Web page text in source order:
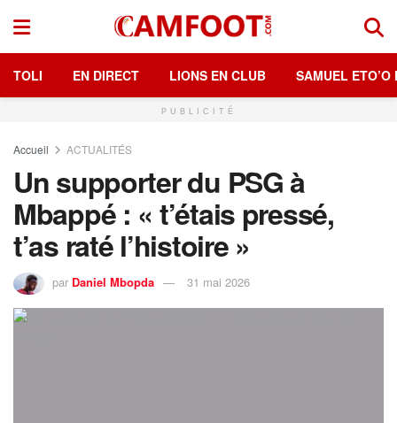
TOLI EN DIRECT LIONS EN CLUB SAMUEL ETO’O
PUBLICITÉ
Accueil ACTUALITÉS
Un supporter du PSG à
Mbappé : « t’étais pressé,
t’as raté l’histoire »
par Daniel Mbopda 31 mai 2026